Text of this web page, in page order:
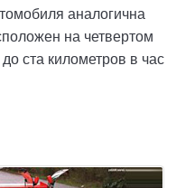
аналогична
на четвертом
ста километров в час